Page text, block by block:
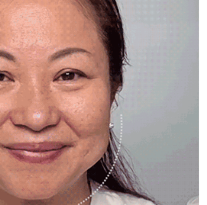
masa 30 minit selepas pesanan
dalam proses semakan, pesanan
Jika permohonan gagal pada
bermakna kriteria pemarkahan sistem
khusus tidak akan didedahkan.
Pay Later akan dibilkan secara
dalam bil telekom anda. SMS peringatan
kitaran bil bulanan.
pautan dalam SMS, anda boleh
melalui salah satu saluran berikut: kod
pembayaran adalah 14 hari. Walau
telah memuat turun Aplikasi AFTEE
boleh menikmati tempoh pembayaran
masa kedai meminta pembayaran anda,
yang boleh dilanjutkan oleh AFTEE. Anda
anda sebelum anda menerima
tiada jaminan bahawa anda boleh
tempoh pembayaran (cth.: produk
mungkin mengambil masa yang lebih
dikehendaki membuat pembayaran
percuma untuk pesanan
percuma untuk pesanan
percuma untuk pesanan